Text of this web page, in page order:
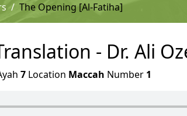
The Opening [Al-Fatiha]
- Dr. Ali
7Location Maccah Number 1